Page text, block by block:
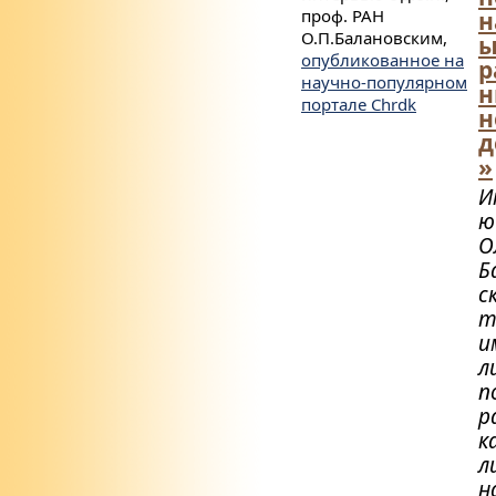
»
проф. РАН
О.П.Балановским,
опубликованное на
научно-популярном
портале Сhrdk